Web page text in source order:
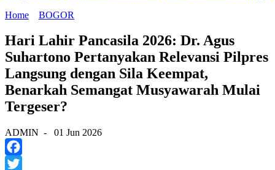
Home
BOGOR
Hari Lahir Pancasila 2026: Dr. Agus
Suhartono Pertanyakan Relevansi Pilpres
Langsung dengan Sila Keempat,
Benarkah Semangat Musyawarah Mulai
Tergeser?
ADMIN - 01 Jun 2026
Facebook